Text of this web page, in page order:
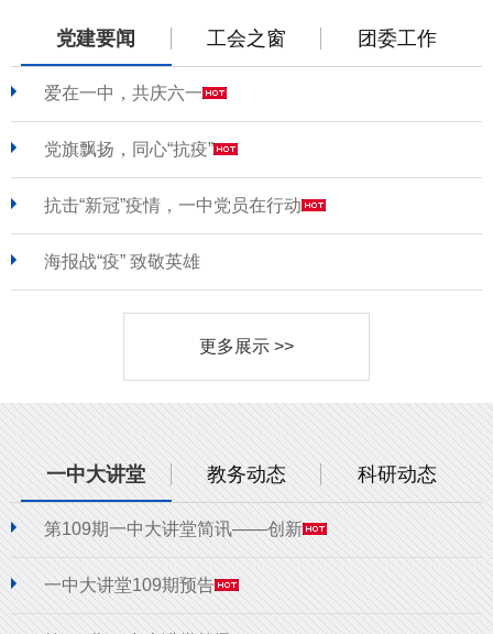
党建要闻 工会之窗 团委工作
爱在一中，共庆六一
党旗飘扬，同心“抗疫”
抗击“新冠”疫情，一中党员在行动
海报战“疫” 致敬英雄
更多展示 >>
一中大讲堂 教务动态 科研动态
第109期一中大讲堂简讯——创新
一中大讲堂109期预告